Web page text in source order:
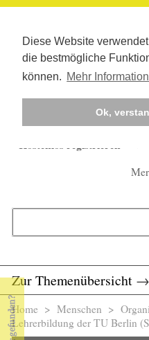
Diese Website
die bestmögliche
können. Mehr
Ok,
Kostenlos registrieren
Zur Themenübersicht →
Sie sind hier
Home > Menschen >
Lehrerbildung der TU Berlin